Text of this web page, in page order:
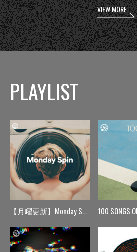
VIEW MORE
PLAYLIST
【月曜更新】Monday Spin 100 SONGS